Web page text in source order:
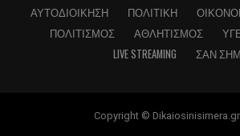
ΑΥΤΟΔΙΟΊΚΗΣΗ ΠΟΛΙΤΙΚΉ
ΠΟΛΙΤΙΣΜΌΣ
ΑΘΛΗΤΙΣΜΌΣ
LIVE STREAMING
ΣΑΝ
Copyright ©